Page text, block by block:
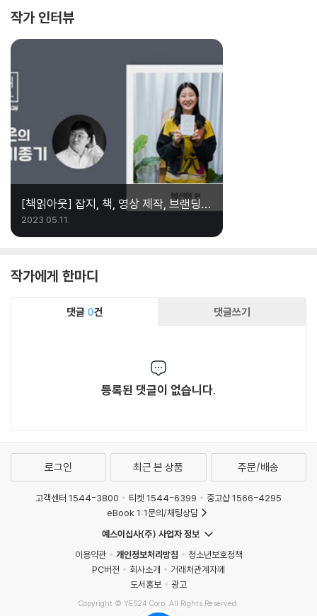
작가 인터뷰
[책읽아웃] 잡지, 책, 영상 제작, 브랜딩의
공통점 (G. 박선아 작가)
2023.05.11.
작가에게 한마디
댓글 0건 댓글쓰기
등록된 댓글이 없습니다.
로그인 최근 본 상품 주문/배송
고객센터 1544-3800 티켓 1544-6399
중고샵 1566-4295
eBook 1:1문의/채팅상담
예스이십사(주) 사업자 정보
이용약관
개인정보처리방침
청소년보호정책
PC버전
회사소개
거래처관계자께
도서홍보
광고
Copyright © YES24 Corp. All Rights Reserved.